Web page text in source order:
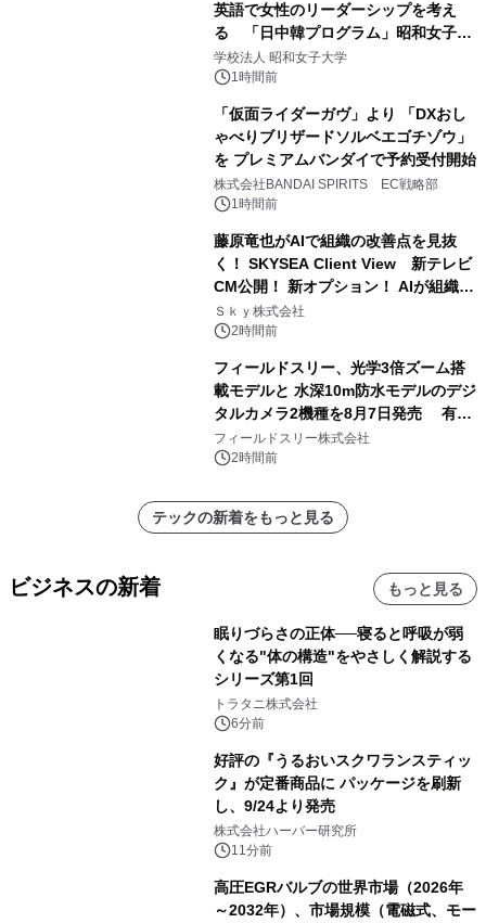
英語で女性のリーダーシップを考え
る 「日中韓プログラム」昭和女子大
学で開催
学校法人 昭和女子大学
1時間前
「仮面ライダーガヴ」より 「DXおし
ゃべりブリザードソルベエゴチゾウ」
を プレミアムバンダイで予約受付開始
株式会社BANDAI SPIRITS EC戦略部
1時間前
藤原竜也がAIで組織の改善点を見抜
く！ SKYSEA Client View 新テレビ
CM公開！ 新オプション！ AIが組織の
業務実態を分析し労務改善を支援。 藤
原竜也メイキング動画公開 「もしAIが
る自信がある」「昨年の夏はカブトム
シを捕まえたり、虫と戦ったり…」
Ｓｋｙ株式会社
2時間前
フィールドスリー、光学3倍ズーム搭
載モデルと 水深10m防水モデルのデジ
タルカメラ2機種を8月7日発売 有効
約1300万画素、用途別に選べるコンデ
ジ新登場
フィールドスリー株式会社
2時間前
テックの新着をもっと見る
ビジネスの新着 もっと見る
眠りづらさの正体──寝ると呼吸が弱
くなる"体の構造"をやさしく解説する
シリーズ第1回
トラタニ株式会社
6分前
好評の『うるおいスクワランスティッ
ク』が定番商品に パッケージを刷新
し、9/24より発売
株式会社ハーバー研究所
11分前
高圧EGRバルブの世界市場（2026年
～2032年）、市場規模（電磁式、モー